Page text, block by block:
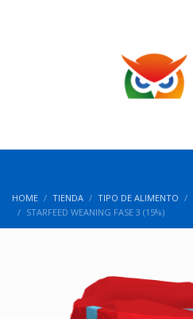
HOME TIENDA TIPO DE ALIMENTO
STARFEED WEANING FASE 3 (15%)